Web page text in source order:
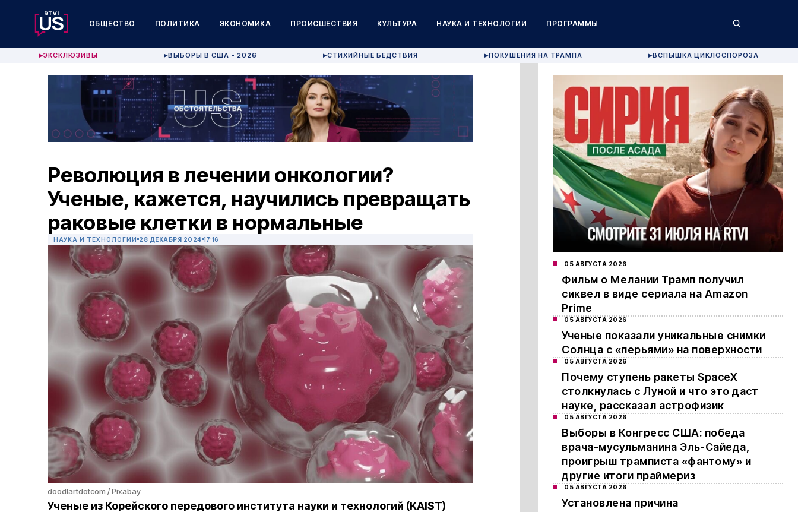
ОБЩЕСТВО ПОЛИТИКА ЭКОНОМИКА ПРОИСШЕСТВИЯ КУЛЬТУРА НАУКА И ТЕХНОЛОГИИ ПРОГРАММЫ
▶ЭКСКЛЮЗИВЫ ▶ВЫБОРЫ В США - 2026 ▶СТИХИЙНЫЕ БЕДСТВИЯ ▶ПОКУШЕНИЯ НА ТРАМПА ▶ВСПЫШКА ЦИКЛОСПОРОЗА
Революция в лечении онкологии?
Ученые, кажется, научились превращать
раковые клетки в нормальные
НАУКА И ТЕХНОЛОГИИ 28 ДЕКАБРЯ 2024 17:16
doodlartdotcom / Pixabay
Ученые из Корейского передового института науки и технологий (KAIST)
05 АВГУСТА 2026
Фильм о Мелании Трамп получил
сиквел в виде сериала на Amazon
Prime
05 АВГУСТА 2026
Ученые показали уникальные снимки
Солнца с «перьями» на поверхности
05 АВГУСТА 2026
Почему ступень ракеты SpaceX
столкнулась с Луной и что это даст
науке, рассказал астрофизик
05 АВГУСТА 2026
Выборы в Конгресс США: победа
врача-мусульманина Эль-Сайеда,
проигрыш трамписта «фантому» и
другие итоги праймериз
05 АВГУСТА 2026
Установлена причина